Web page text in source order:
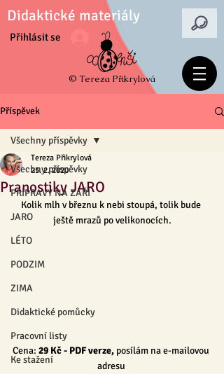
Didaktické materiály
Přihlásit se
© Tereza Přikrylová
Příspěvek
Všechny příspěvky
PŘÍPRAVY NA ZÁŘÍ
JARO
LÉTO
PODZIM
ZIMA
Didaktické pomůcky
Pracovní listy
Ke stažení
Všechny příspěvky
Pranostiky JARO
Tereza Přikrylová
25. 2. 2020
Kolik mlh v březnu k nebi stoupá, tolik bude
ještě mrazů po velikonocích.
Cena: 29 Kč - PDF verze, posílám na e-mailovou
adresu